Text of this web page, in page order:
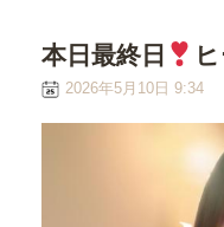
本日最終日
2026年5月10日 9:34